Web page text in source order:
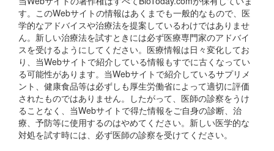
す。このWebサイトの情報はあくまでも一般的なもので、医
学的なアドバイスや治療法を提案しているわけではありませ
ん。新しい治療法を試すときには必ず医療専門家のアドバイ
スを受けるようにしてください。医療情報は日々変化してお
り、当Webサイトで紹介している情報もすでに古くなってい
る可能性があります。当Webサイトで紹介しているサプリメ
ント、健康食品等は必ずしも厚生労働省によって適切に評価
されたものではありません。したがって、医師の診察をうけ
ることなく、当Webサイトで得た情報をご自身の診断、治
療、予防等に使用するのはやめてください。新しい医学的な
対処を試す時には、必ず医師の診察を受けてください。